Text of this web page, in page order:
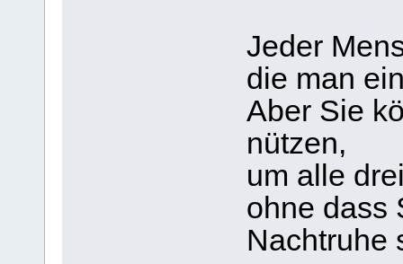
Jeder
die man
Aber Sie
nützen,
um alle
ohne dass
Nachtruhe